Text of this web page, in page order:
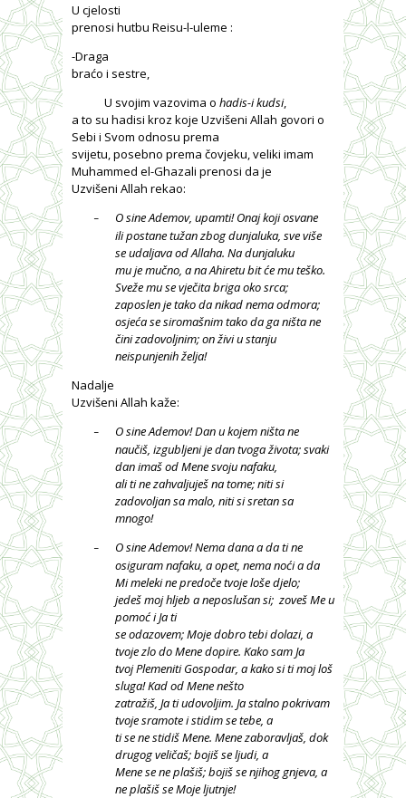
U cjelosti
prenosi hutbu Reisu-l-uleme :
-Draga
braćo i sestre,
U svojim vazovima o hadis-i kudsi,
a to su hadisi kroz koje Uzvišeni Allah govori o
Sebi i Svom odnosu prema
svijetu, posebno prema čovjeku, veliki imam
Muhammed el-Ghazali prenosi da je
Uzvišeni Allah rekao:
–
O sine Ademov, upamti! Onaj koji osvane
ili postane tužan zbog dunjaluka, sve više
se udaljava od Allaha. Na dunjaluku
mu je mučno, a na Ahiretu bit će mu teško.
Sveže mu se vječita briga oko srca;
zaposlen je tako da nikad nema odmora;
osjeća se siromašnim tako da ga ništa ne
čini zadovoljnim; on živi u stanju
neispunjenih želja!
Nadalje
Uzvišeni Allah kaže:
–
O sine Ademov! Dan u kojem ništa ne
naučiš, izgubljeni je dan tvoga života; svaki
dan imaš od Mene svoju nafaku,
ali ti ne zahvaljuješ na tome; niti si
zadovoljan sa malo, niti si sretan sa
mnogo!
–
O sine Ademov! Nema dana a da ti ne
osiguram nafaku, a opet, nema noći a da
Mi meleki ne predoče tvoje loše djelo;
jedeš moj hljeb a neposlušan si; zoveš Me u
pomoć i Ja ti
se odazovem; Moje dobro tebi dolazi, a
tvoje zlo do Mene dopire. Kako sam Ja
tvoj Plemeniti Gospodar, a kako si ti moj loš
sluga! Kad od Mene nešto
zatražiš, Ja ti udovoljim. Ja stalno pokrivam
tvoje sramote i stidim se tebe, a
ti se ne stidiš Mene. Mene zaboravljaš, dok
drugog veličaš; bojiš se ljudi, a
Mene se ne plašiš; bojiš se njihog gnjeva, a
ne plašiš se Moje ljutnje!